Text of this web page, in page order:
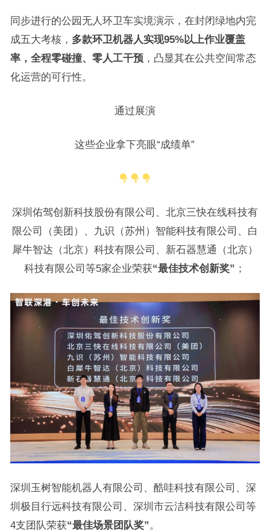
同步进行的公园无人环卫车实境演示，在封闭绿地内完
成五大考核， 多款环卫机器人实现95%以上作业覆盖
率，全程零碰撞、零人工干预 ，凸显其在公共空间常态
化运营的可行性。
通过展演
这些企业拿下亮眼“成绩单”
深圳佑驾创新科技股份有限公司、北京三快在线科技有
限公司（美团）、九识（苏州）智能科技有限公司、白
犀牛智达（北京）科技有限公司、新石器慧通（北京）
科技有限公司等5家企业荣获“最佳技术创新奖” ；
深圳玉树智能机器人有限公司、酷哇科技有限公司、深
圳极目行远科技有限公司、深圳市云洁科技有限公司等
4支团队荣获“最佳场景团队奖”